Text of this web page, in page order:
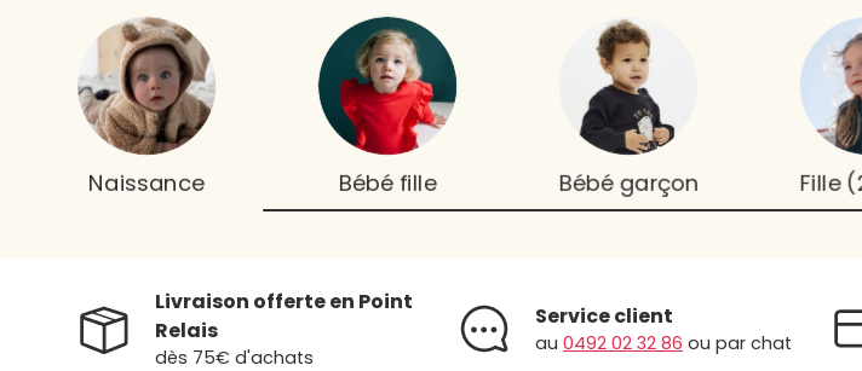
Naissance Bébé fille Bébé garçon Fille
Livraison offerte en Point
Relais
dès 75€ d'achats
Service client
au 0492 02 32 86 ou par chat